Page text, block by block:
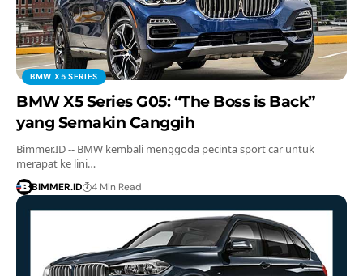
BMW X5 SERIES
BMW X5 Series G05: “The Boss is Back”
yang Semakin Canggih
Bimmer.ID -- BMW kembali menggoda pecinta sport car untuk
merapat ke lini…
BIMMER.ID 4 Min Read